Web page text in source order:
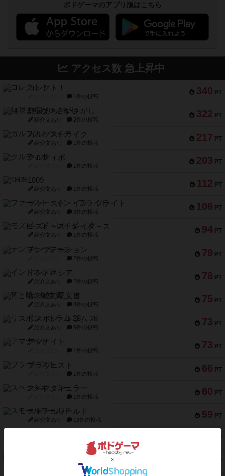
ボドゲーマのアプリ版はこちら
アクセス数 急上昇中
340 PT
コレクト！
1件の投稿
322 PT
無限まちがいさがし
紹介文あり 2件の投稿
217 PT
ガルフストライク
紹介文あり 1件の投稿
203 PT
クルティボ
1件の投稿
112 PT
1809
紹介文あり 1件の投稿
108 PT
ファースト・イン・フライト
紹介文あり 3件の投稿
94 PT
モズビ－ズ・レイダ－ズ
紹介文あり 1件の投稿
79 PT
テンプテーション
2件の投稿
78 PT
インドネシア
紹介文あり 2件の投稿
75 PT
宵と暁の呪文書
紹介文あり 8件の投稿
73 PT
リスボン・トラム 28
紹介文あり 9件の投稿
73 PT
アマナイト
1件の投稿
66 PT
ブラヴェスト
1件の投稿
60 PT
スペクタキュラー
1件の投稿
59 PT
スモールワールド
紹介文あり 13件の投稿
PT
2件の投稿
PT
Bitter End ブタペスト救出作戦
1件の投稿